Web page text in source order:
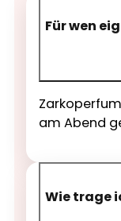
Für wen
am Abend
Wie trage